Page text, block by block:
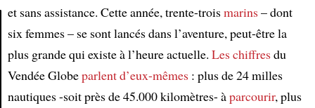
Article
et sans assistance. Cette année, trente-troismarins– dont
six femmes – se sont lancés dans l’aventure, peut-être la
plus grande qui existe à l’heure actuelle. Les chiffresdu
Vendée Globeparlent d’eux-mêmes: plus de 24 milles
nautiques -soit près de 45.000 kilomètres- àparcourir, plus